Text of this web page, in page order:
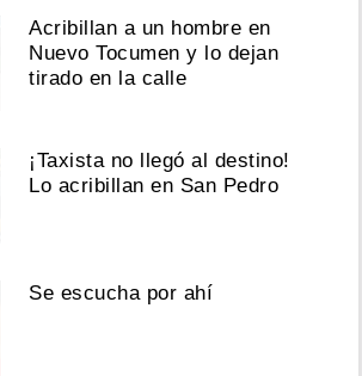
Acribillan a un hombre en
Nuevo Tocumen y lo dejan
tirado en la calle
¡Taxista no llegó al destino!
Lo acribillan en San Pedro
Se escucha por ahí